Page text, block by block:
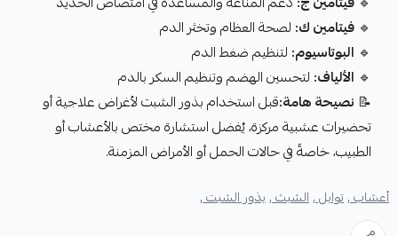
🔹 فيتامين ك: لصحة العظام وتخثر الدم
🔹 البوتاسيوم: لتنظيم ضغط الدم
🔹 الألياف: لتحسين الهضم وتنظيم السكر بالدم
📝 نصيحة هامة:قبل استخدام بذور الشبت لأغراض علاجية أو
تحضيرات عشبية مركزة، يُفضل استشارة مختص بالأعشاب أو
الطبيب، خاصةً في حالات الحمل أو الأمراض المزمنة.
أعشاب ,توابل ,الشبث ,بذور الشبت ,